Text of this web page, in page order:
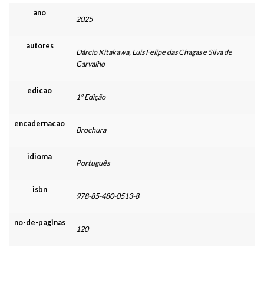
ano
2025
autores
Dárcio Kitakawa, Luis Felipe das Chagas e Silva de
Carvalho
edicao
1º Edição
encadernacao
Brochura
idioma
Português
isbn
978-85-480-0513-8
no-de-paginas
120